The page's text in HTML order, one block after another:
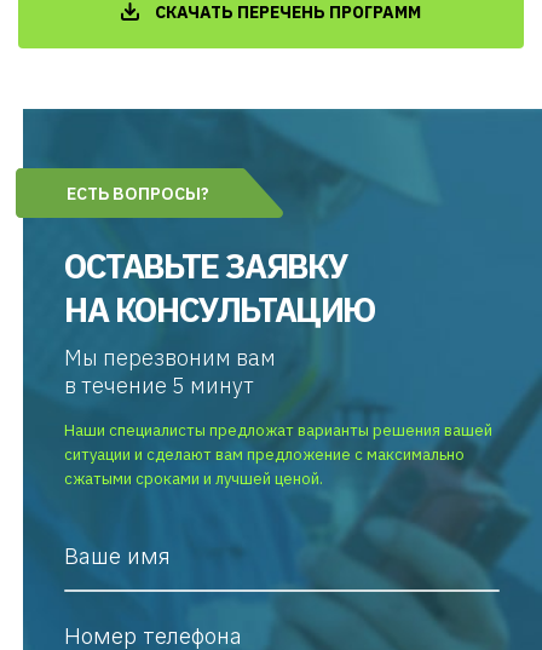
СКАЧАТЬ ПЕРЕЧЕНЬ ПРОГРАММ
ЕСТЬ ВОПРОСЫ?
ОСТАВЬТЕ ЗАЯВКУ
НА КОНСУЛЬТАЦИЮ
Мы перезвоним вам
в течение 5 минут
Наши специалисты предложат варианты решения вашей
ситуации и сделают вам предложение с максимально
сжатыми сроками и лучшей ценой.
Ваше имя
Номер телефона